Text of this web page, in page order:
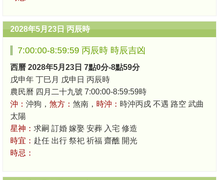
2028年5月23日 丙辰時
7:00:00-8:59:59 丙辰時 時辰吉凶
西曆 2028年5月23日 7點0分-8點59分
戊申年 丁巳月 戊申日 丙辰時
農民曆 四月二十九號 7:00:00-8:59:59時
沖： 沖狗， 煞方： 煞南， 時沖： 時沖丙戍 不遇 路空 武曲
太陽
星神： 求嗣 訂婚 嫁娶 安葬 入宅 修造
時宜： 赴任 出行 祭祀 祈福 齋醮 開光
時忌：